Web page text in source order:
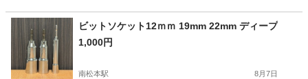
ビットソケット12ｍｍ 19mm 22mm ディープ
1,000円
南松本駅 8月7日